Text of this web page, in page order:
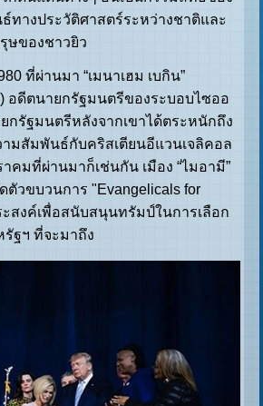
ทางประวัติศาสตร์ระหว่างชาติและ
ษของชาวยิว
ที่ผ่านมา “เมนาเฮม เบกิน”
อดีตนายกรัฐมนตรีของระบอบไซออ
กรัฐมนตรีหลังจากเขาได้ตระหนักถึง
มสัมพันธ์กับคริสเตียนอีแวนเจลิคอล
คมที่ผ่านมาก็เช่นกัน เมือง “ไมอามี”
ตัวขบวนการ "Evangelicals for
ะสงค์เพื่อสนับสนุนทรัมป์ในการเลือก
ฐฯ ที่จะมาถึง